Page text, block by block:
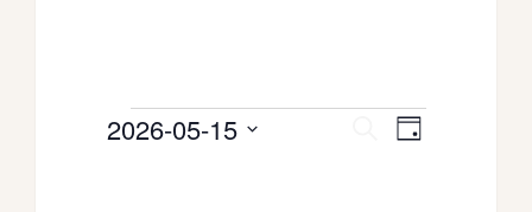
Évènements
Recherche
RechercheNAVIGATION
DE
Jour
2026-05-15